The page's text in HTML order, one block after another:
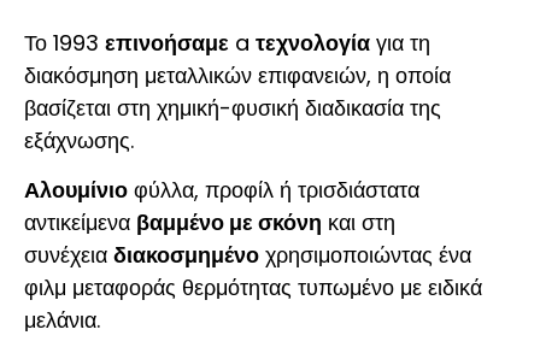
Το 1993 επινοήσαμε a τεχνολογία για τη
διακόσμηση μεταλλικών επιφανειών, η οποία
βασίζεται στη χημική-φυσική διαδικασία της
εξάχνωσης.
Αλουμίνιο φύλλα, προφίλ ή τρισδιάστατα
αντικείμενα βαμμένο με σκόνη και στη
συνέχεια διακοσμημένο χρησιμοποιώντας ένα
φιλμ μεταφοράς θερμότητας τυπωμένο με ειδικά
μελάνια.